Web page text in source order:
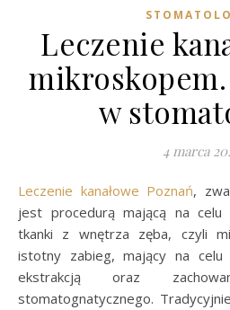
Leczenie
w
4 marca
Leczenie kanałowe Poznań,
jest procedurą mającą na celu
tkanki z wnętrza zęba, czyli
istotny zabieg, mający na
ekstrakcją oraz
stomatognatycznego.